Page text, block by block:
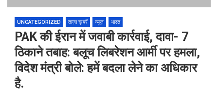
UNCATEGORIZED ताज़ा ख़बरें न्यूज़ भारत
PAK की ईरान में जवाबी कार्रवाई, दावा- 7
ठिकाने तबाह: बलूच लिबरेशन आर्मी पर हमला,
विदेश मंत्री बोले: हमें बदला लेने का अधिकार
है.